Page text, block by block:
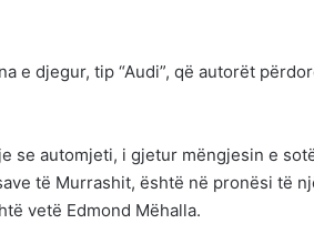
e djegur, tip “Audi”, që autorët
se automjeti, i gjetur mëngjesin e
të Murrashit, është në pronësi të
vetë Edmond Mëhalla.